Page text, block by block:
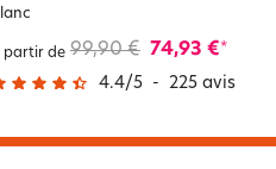
partir de 99,90 € 74,93 €*
4.4/5 - 225 avis